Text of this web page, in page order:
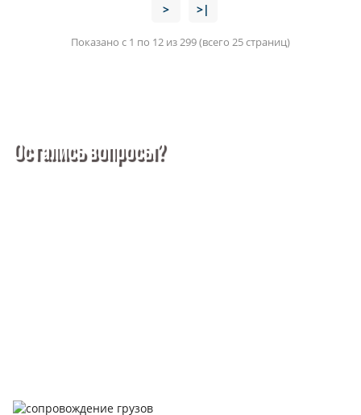
> >|
Показано с 1 по 12 из 299 (всего 25 страниц)
Остались вопросы?